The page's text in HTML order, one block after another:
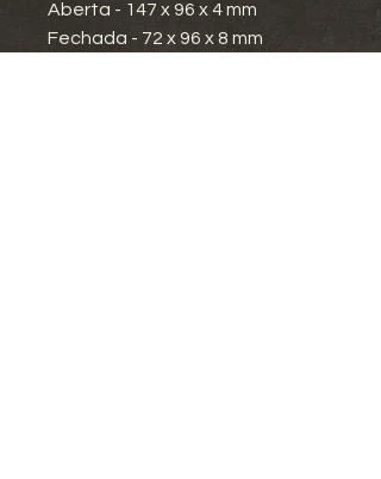
Aberta - 147 x 96 x 4 mm
Fechada - 72 x 96 x 8 mm